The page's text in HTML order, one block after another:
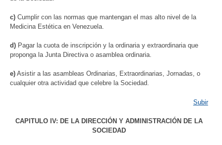
c) Cumplir con las normas que mantengan el mas alto nivel de la
Medicina Estética en Venezuela.
d) Pagar la cuota de inscripción y la ordinaria y extraordinaria que
proponga la Junta Directiva o asamblea ordinaria.
e) Asistir a las asambleas Ordinarias, Extraordinarias, Jornadas, o
cualquier otra actividad que celebre la Sociedad.
Subir
CAPITULO IV: DE LA DIRECCIÓN Y ADMINISTRACIÓN DE LA
SOCIEDAD